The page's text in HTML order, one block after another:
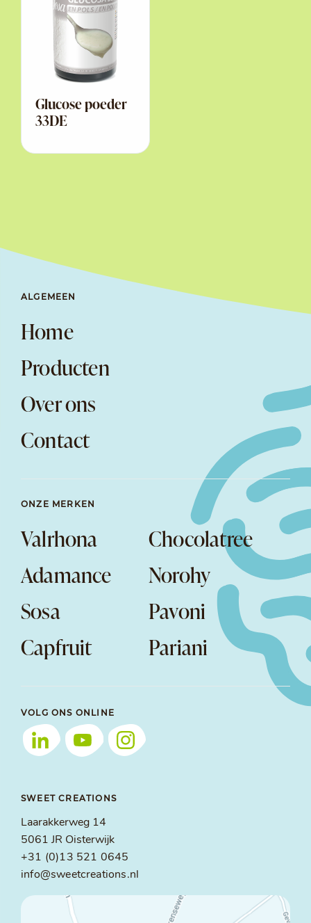
Glucose poeder
33DE
ALGEMEEN
Home
Producten
Over ons
Contact
ONZE MERKEN
Valrhona
Chocolatree
Adamance
Norohy
Sosa
Pavoni
Capfruit
Pariani
VOLG ONS ONLINE
SWEET CREATIONS
Laarakkerweg 14
5061 JR Oisterwijk
+31 (0)13 521 0645
info@sweetcreations.nl